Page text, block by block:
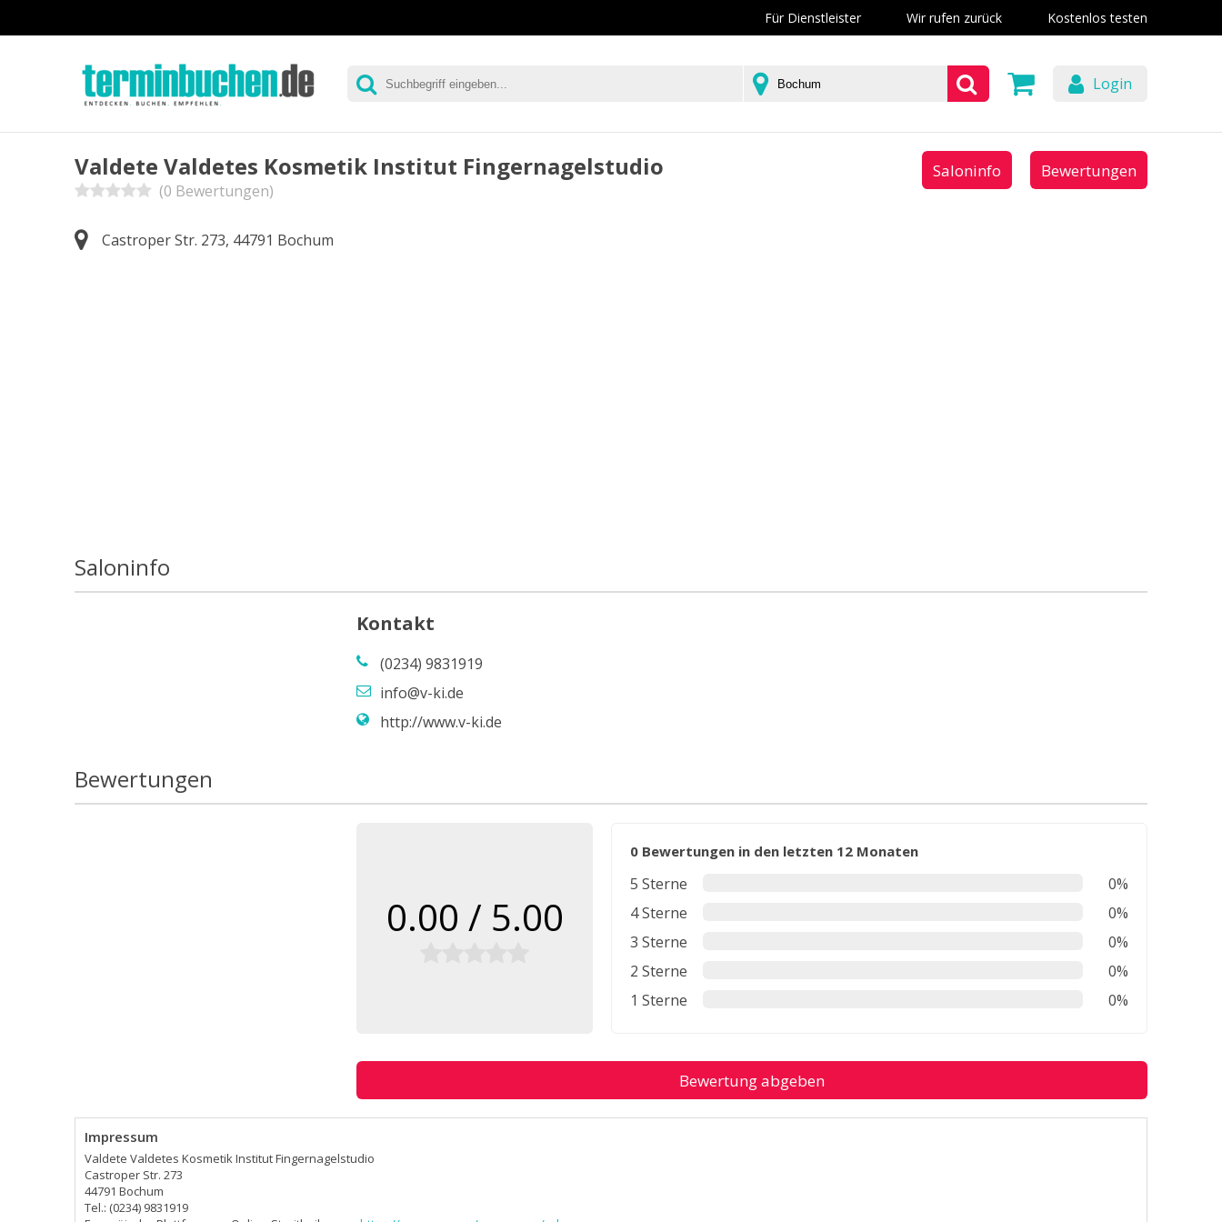
Für Dienstleister Wir rufen zurück Kostenlos testen
Login
Valdete Valdetes Kosmetik Institut Fingernagelstudio
(0 Bewertungen)
Saloninfo Bewertungen
Castroper Str. 273, 44791 Bochum
Saloninfo
Kontakt
(0234) 9831919
info@v-ki.de
http://www.v-ki.de
Bewertungen
0.00 / 5.00
0 Bewertungen in den letzten 12 Monaten
5 Sterne
0%
4 Sterne
0%
3 Sterne
0%
2 Sterne
0%
1 Sterne
0%
Bewertung abgeben
Impressum
Valdete Valdetes Kosmetik Institut Fingernagelstudio
Castroper Str. 273
44791 Bochum
Tel.: (0234) 9831919